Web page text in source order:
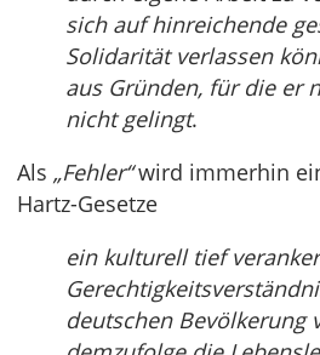
sich auf hinreichende
Solidarität verlassen
aus Gründen, für die er
nicht gelingt.
Als „Fehler“wird immerhin
Hartz-Gesetze
ein kulturell tief
deutschen Bevölkerung